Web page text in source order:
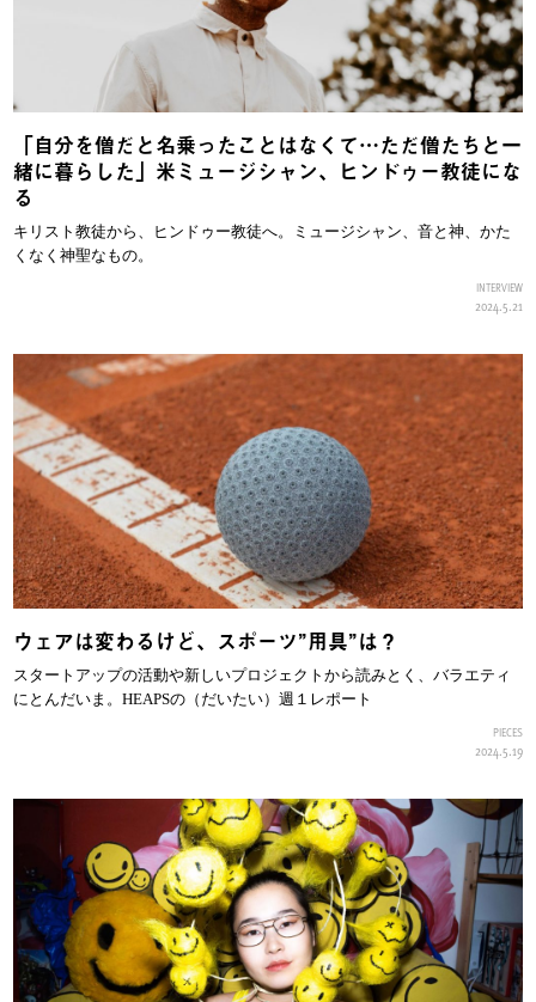
「自分を僧だと名乗ったことはなくて…ただ僧たちと一
緒に暮らした」米ミュージシャン、ヒンドゥー教徒にな
る
キリスト教徒から、ヒンドゥー教徒へ。ミュージシャン、音と神、かた
くなく神聖なもの。
INTERVIEW
2024.5.21
ウェアは変わるけど、スポーツ”用具”は？
スタートアップの活動や新しいプロジェクトから読みとく、バラエティ
にとんだいま。HEAPSの（だいたい）週１レポート
PIECES
2024.5.19